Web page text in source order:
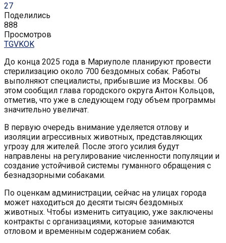
27
Поделились
888
Просмотров
TGVKOK
До конца 2025 года в Мариуполе планируют провести
стерилизацию около 700 бездомных собак. Работы
выполняют специалисты, прибывшие из Москвы. Об
этом сообщил глава городского округа Антон Кольцов,
отметив, что уже в следующем году объем программы
значительно увеличат.
В первую очередь внимание уделяется отлову и
изоляции агрессивных животных, представляющих
угрозу для жителей. После этого усилия будут
направлены на регулирование численности популяции и
создание устойчивой системы гуманного обращения с
безнадзорными собаками.
По оценкам администрации, сейчас на улицах города
может находиться до десяти тысяч бездомных
животных. Чтобы изменить ситуацию, уже заключены
контракты с организациями, которые занимаются
отловом и временным содержанием собак.